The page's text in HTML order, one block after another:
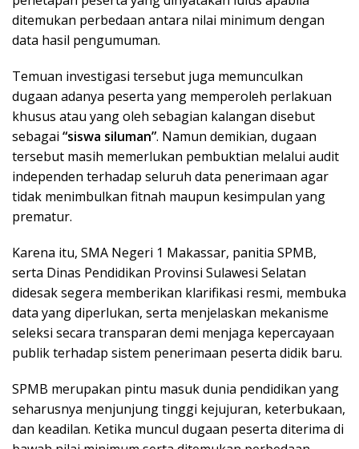
ditemukan perbedaan antara nilai minimum dengan
data hasil pengumuman.
Temuan investigasi tersebut juga memunculkan
dugaan adanya peserta yang memperoleh perlakuan
khusus atau yang oleh sebagian kalangan disebut
sebagai “siswa siluman”. Namun demikian, dugaan
tersebut masih memerlukan pembuktian melalui audit
independen terhadap seluruh data penerimaan agar
tidak menimbulkan fitnah maupun kesimpulan yang
prematur.
Karena itu, SMA Negeri 1 Makassar, panitia SPMB,
serta Dinas Pendidikan Provinsi Sulawesi Selatan
didesak segera memberikan klarifikasi resmi, membuka
data yang diperlukan, serta menjelaskan mekanisme
seleksi secara transparan demi menjaga kepercayaan
publik terhadap sistem penerimaan peserta didik baru.
SPMB merupakan pintu masuk dunia pendidikan yang
seharusnya menjunjung tinggi kejujuran, keterbukaan,
dan keadilan. Ketika muncul dugaan peserta diterima di